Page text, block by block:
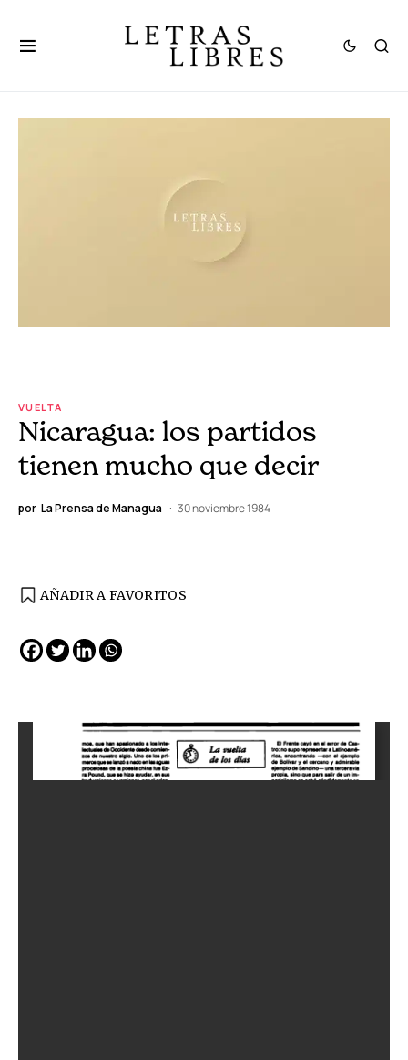
VUELTA
Nicaragua: los partidos
tienen mucho que decir
por La Prensa de Managua 30 noviembre 1984
AÑADIR A FAVORITOS